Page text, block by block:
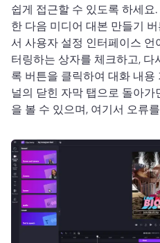
쉽게 접근할 수 있도록 하세요.
한 다음 미디어 대본 만들기
서 사용자 설정 인터페이스 언
터링하는 상자를 체크하고, 다
록 버튼을 클릭하여 대화 내용
널의 닫힌 자막 탭으로 돌아
을 볼 수 있으며, 여기서 오류